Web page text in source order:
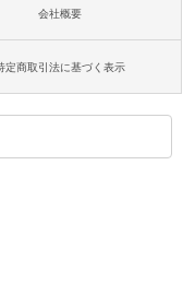
会社概要
定商取引法に基づく表示